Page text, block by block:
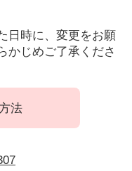
日時に、変更をお願
かじめご了承くださ
法